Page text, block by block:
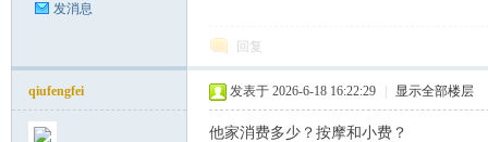
发消息
回复
qiufengfei 发表于 2026-6-18 16:22:29 显示全部楼层
他家消费多少？按摩和小费？